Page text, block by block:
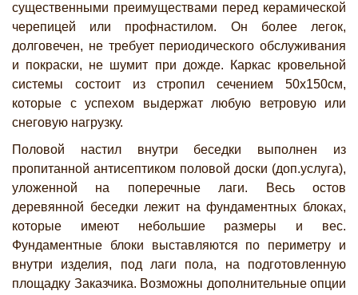
существенными преимуществами перед керамической
черепицей или профнастилом. Он более легок,
долговечен, не требует периодического обслуживания
и покраски, не шумит при дожде. Каркас кровельной
системы состоит из стропил сечением 50х150см,
которые с успехом выдержат любую ветровую или
снеговую нагрузку.
Половой настил внутри беседки выполнен из
пропитанной антисептиком половой доски (доп.услуга),
уложенной на поперечные лаги. Весь остов
деревянной беседки лежит на фундаментных блоках,
которые имеют небольшие размеры и вес.
Фундаментные блоки выставляются по периметру и
внутри изделия, под лаги пола, на подготовленную
площадку Заказчика. Возможны дополнительные опции